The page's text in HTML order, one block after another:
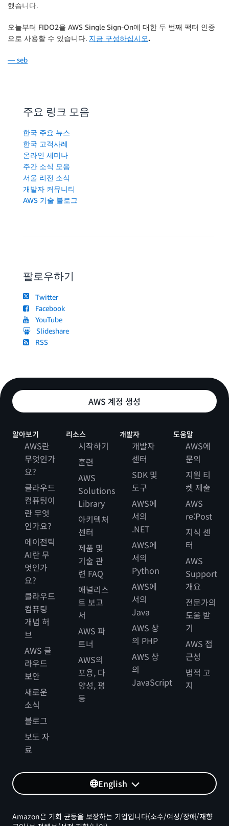
했습니다.
오늘부터 FIDO2을 AWS Single Sign-On에 대한 두 번째 팩터 인증
으로 사용할 수 있습니다. 지금 구성하십시오.
— seb
주요 링크 모음
한국 주요 뉴스
한국 고객사례
온라인 세미나
주간 소식 모음
서울 리전 소식
개발자 커뮤니티
AWS 기술 블로그
팔로우하기
Twitter
Facebook
YouTube
Slideshare
RSS
AWS 계정 생성
알아보기
AWS란
무엇인가
요?
클라우드
컴퓨팅이
란 무엇
인가요?
에이전틱
AI란 무
엇인가
요?
클라우드
컴퓨팅
개념 허
브
AWS 클
라우드
보안
새로운
소식
블로그
보도 자
료
리소스
시작하기
훈련
AWS
Solutions
Library
아키텍처
센터
제품 및
기술 관
련 FAQ
애널리스
트 보고
서
AWS 파
트너
AWS의
포용, 다
양성, 평
등
개발자
개발자
센터
SDK 및
도구
AWS에
서의
.NET
AWS에
서의
Python
AWS에
서의
Java
AWS 상
의 PHP
AWS 상
의
JavaScript
도움말
AWS에
문의
지원 티
켓 제출
AWS
re:Post
지식 센
터
AWS
Support
개요
전문가의
도움 받
기
AWS 접
근성
법적 고
지
English
Amazon은 기회 균등을 보장하는 기업입니다(소수/여성/장애/재향